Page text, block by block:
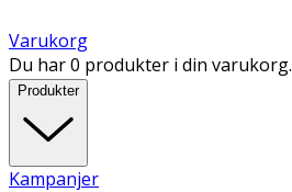
Varukorg
Du har 0 produkter i din varukorg.
Produkter
Kampanjer